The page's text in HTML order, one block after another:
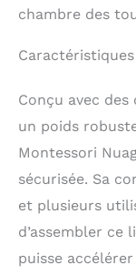
chambre des
Conçu avec des
un poids
Montessori
sécurisée. Sa
et plusieurs
d’assembler ce
puisse